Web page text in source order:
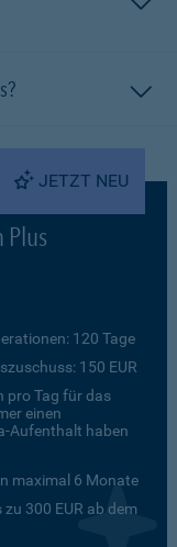
JETZT NEU
120 Tage
150 EUR
pro Tag für das
einen
Aufenthalt haben
maximal 6 Monate
300 EUR ab dem